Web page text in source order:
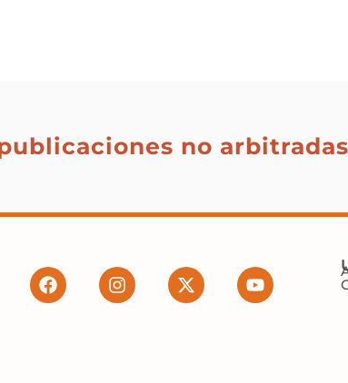
no arbitradas